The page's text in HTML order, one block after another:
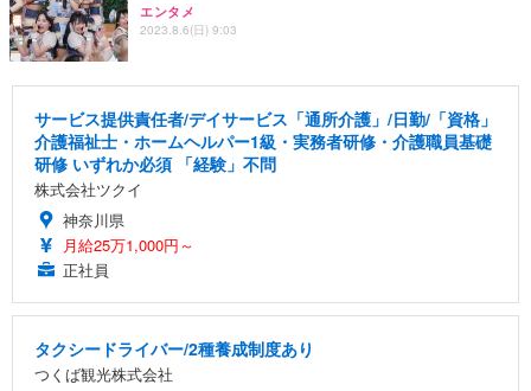
エンタメ
2023.8.6(日) 9:03
サービス提供責任者/デイサービス「通所介護」/日勤/「資格」
介護福祉士・ホームヘルパー1級・実務者研修・介護職員基礎
研修 いずれか必須 「経験」不問
株式会社ツクイ
神奈川県
月給25万1,000円～
正社員
タクシードライバー/2種養成制度あり
つくば観光株式会社